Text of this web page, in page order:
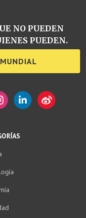
NO PUEDEN
PUEDEN.